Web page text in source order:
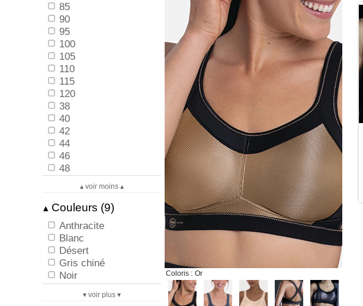
85
90
95
100
105
110
115
120
38
40
42
44
46
48
▴ voir moins ▴
▴ Couleurs (9)
Anthracite
Blanc
Désert
Gris chiné
Noir
OR
▾ voir plus ▾
Coloris : Or